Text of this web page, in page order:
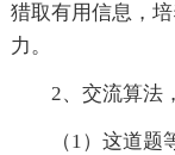
猎取有用信息，
力。
2、交流算法
（1）这道